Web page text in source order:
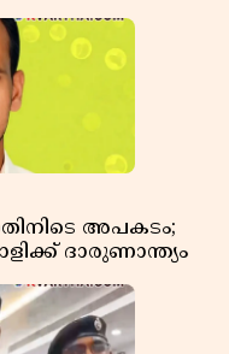
അപകടം;
ദാരുണാന്ത്യം